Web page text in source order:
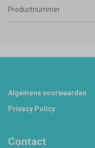
Productnummer
Footer
Algemene voorwaarden
Privacy Policy
Contact